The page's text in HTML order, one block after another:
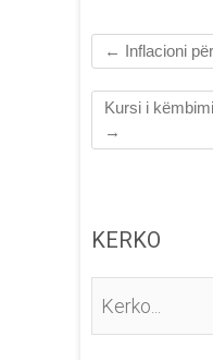
← Inflacioni
Kursi i
→
KERKO